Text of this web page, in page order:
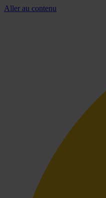
Aller au contenu